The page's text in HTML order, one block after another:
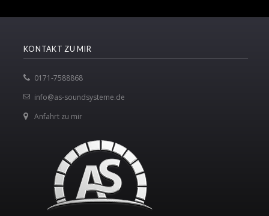
KONTAKT ZU MIR
0171-7588868
info@as-soundsysteme.de
Anfahrt zu mir